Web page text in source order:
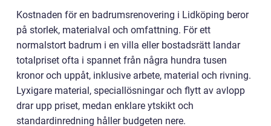
Kostnaden för en badrumsrenovering i Lidköping beror
på storlek, materialval och omfattning. För ett
normalstort badrum i en villa eller bostadsrätt landar
totalpriset ofta i spannet från några hundra tusen
kronor och uppåt, inklusive arbete, material och rivning.
Lyxigare material, speciallösningar och flytt av avlopp
drar upp priset, medan enklare ytskikt och
standardinredning håller budgeten nere.